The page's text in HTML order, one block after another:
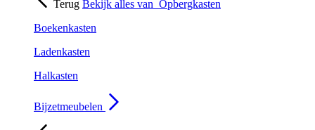
Terug Bekijk alles van Opbergkasten
Boekenkasten
Ladenkasten
Halkasten
Bijzetmeubelen